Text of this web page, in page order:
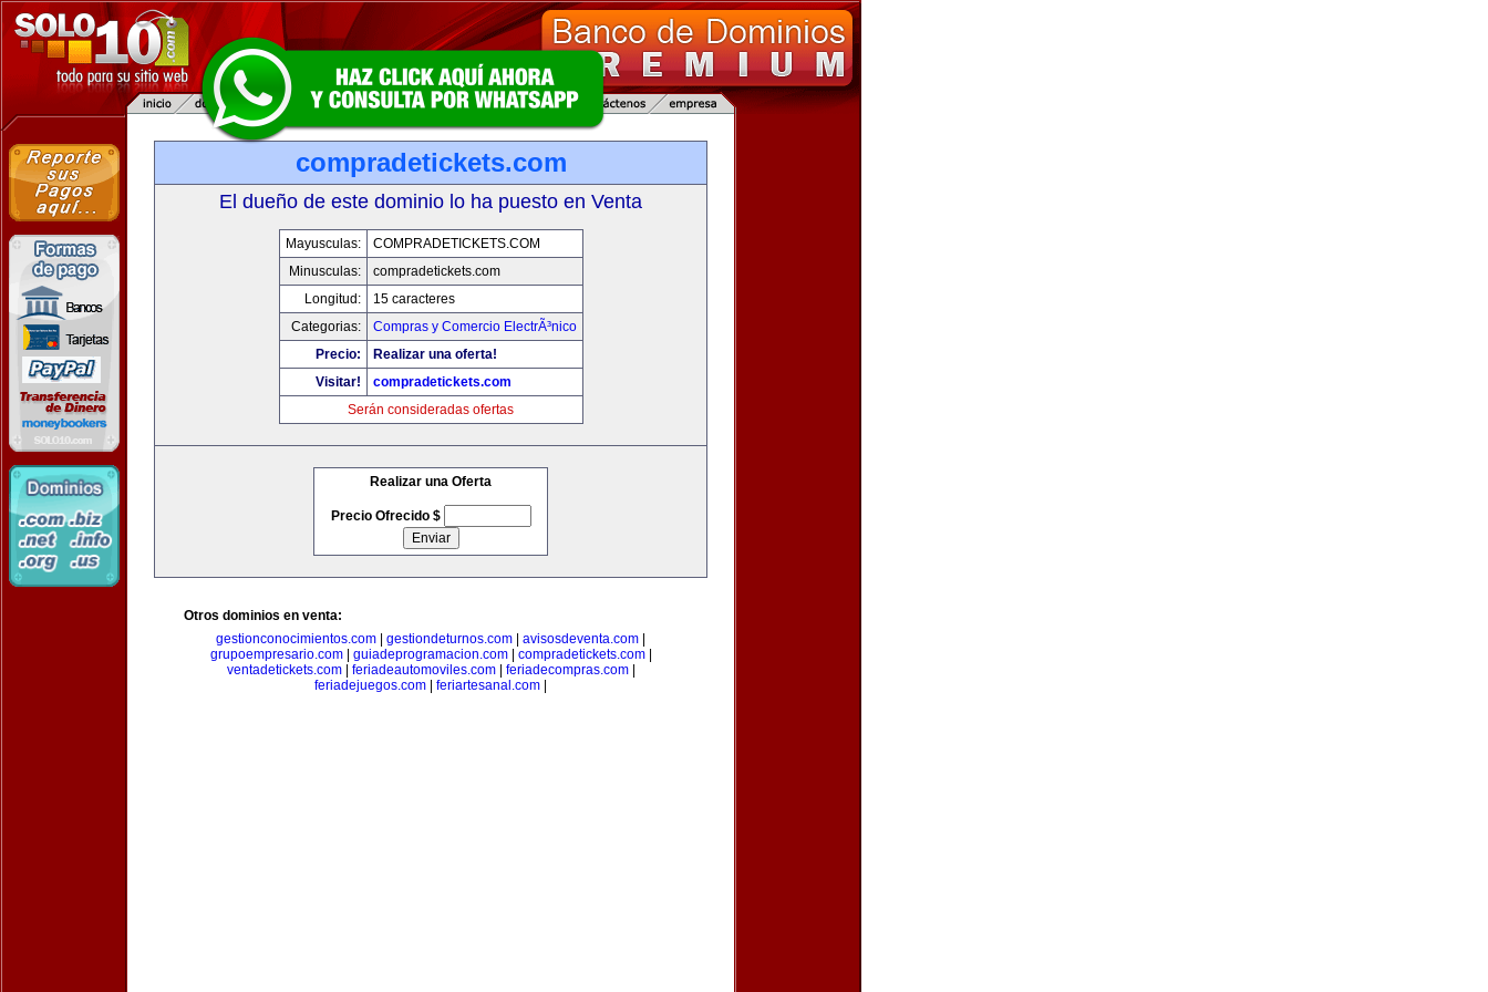
compradetickets.com
El dueño de este dominio lo ha puesto en Venta
Mayusculas:
COMPRADETICKETS.COM
Minusculas:
compradetickets.com
Longitud:
15 caracteres
Categorias:
Compras y Comercio ElectrÃ³nico
Precio:
Realizar una oferta!
Visitar!
compradetickets.com
Serán consideradas ofertas
Realizar una Oferta
Precio Ofrecido $
Otros dominios en venta:
gestionconocimientos.com
gestiondeturnos.com avisosdeventa.com
grupoempresario.com| guiadeprogramacion.com| compradetickets.com|
ventadetickets.com| feriadeautomoviles.com| feriadecompras.com|
feriadejuegos.com
feriartesanal.com